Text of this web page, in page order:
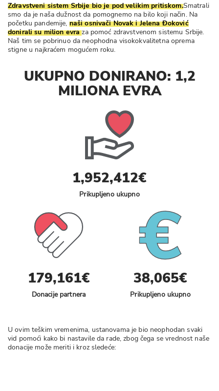
Zdravstveni sistem Srbije bio je pod velikim pritiskom.Smatrali
smo da je naša dužnost da pomognemo na bilo koji način. Na
početku pandemije, naši osnivači Novak i Jelena Đoković
donirali su milion evraza pomoć zdravstvenom sistemu Srbije.
Naš tim se pobrinuo da neophodna visokokvalitetna oprema
stigne u najkraćem mogućem roku.
UKUPNO DONIRANO: 1,2
MILIONA EVRA
1,952,412€
Prikupljeno ukupno
179,161€
Donacije partnera
38,065€
Prikupljeno ukupno
U ovim teškim vremenima, ustanovama je bio neophodan svaki
vid pomoći kako bi nastavile da rade, zbog čega se vrednost naše
donacije može meriti i kroz sledeće: